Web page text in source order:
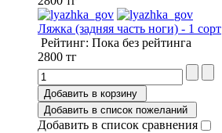
Ляжка (задняя часть ноги) - 1 сорт
Рейтинг: Пока без рейтинга
2800 тг
Добавить в корзину
Добавить в список пожеланий
Добавить в список сравнения